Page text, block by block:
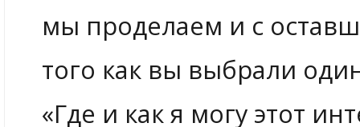
мы проделаем и с
того как вы выбрали
«Где и как я могу этот